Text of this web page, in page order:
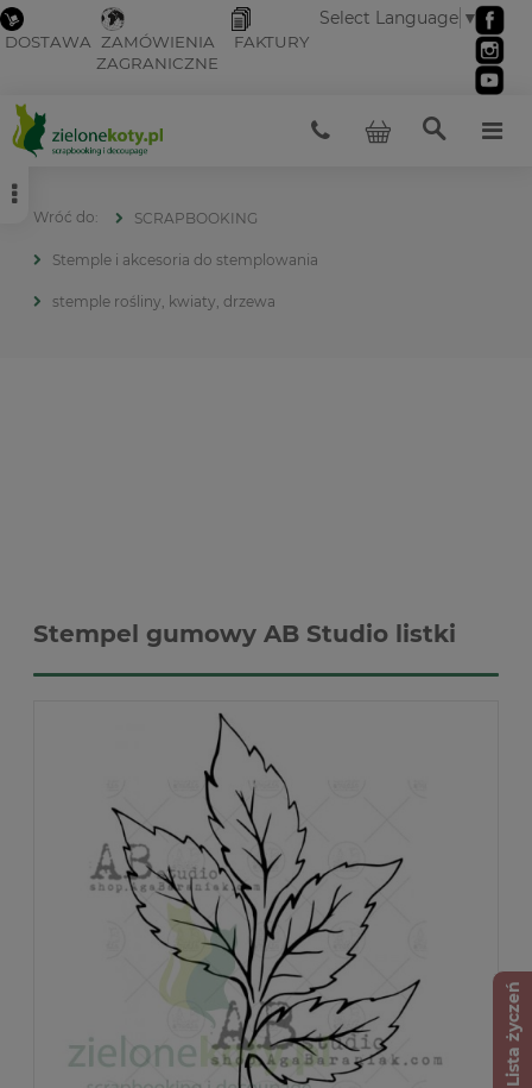
DOSTAWA ZAMÓWIENIA
ZAGRANICZNE
FAKTURY
Select Language ▼
SCRAPBOOKING
Stemple i akcesoria do stemplowania
stemple rośliny, kwiaty, drzewa
Stempel gumowy AB Studio listki
Lista życzeń